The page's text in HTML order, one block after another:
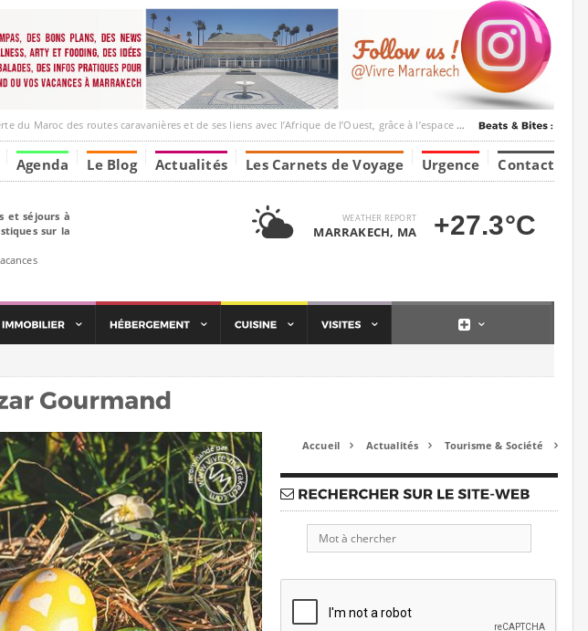
routes caravanières et de ses liens avec l’Afrique de l’Ouest, grâce à l’espace Marrakesh-Tumbuktu.
Agenda Le Blog Actualités Les Carnets de Voyage Urgence Contact
et séjours à
sur la
WEATHER REPORT
MARRAKECH, MA +27.3°C
Accueil  Actualités  Tourisme & Société 